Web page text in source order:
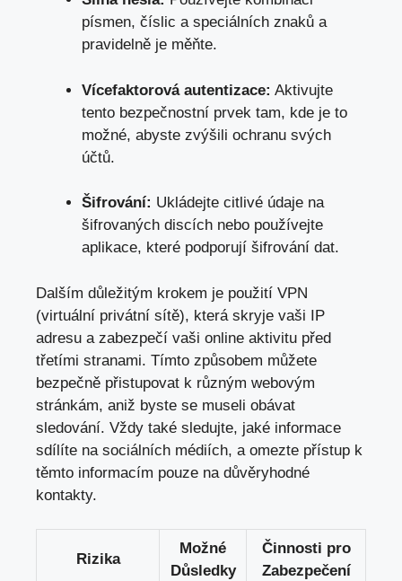
písmen,⁢ číslic a ‍speciálních znaků a
pravidelně⁤ je měňte.
Vícefaktorová ⁣autentizace: Aktivujte
tento‌ bezpečnostní ‍prvek tam,‍ kde je to
možné, ‍abyste ‍zvýšili ochranu svých
účtů.
Šifrování: Ukládejte citlivé údaje⁣ na
šifrovaných‍ discích nebo používejte
⁣aplikace,⁣ které podporují šifrování⁤ dat.
Dalším⁣ důležitým ‍krokem je použití VPN‌
(virtuální privátní sítě),⁤ která skryje vaši‌ IP
adresu a ⁤zabezpečí ​vaši online aktivitu před
třetími ‍stranami. Tímto způsobem ⁣můžete
bezpečně⁣ přistupovat k různým webovým⁣
stránkám, aniž byste‌ se museli obávat
sledování.⁢ Vždy ⁣také sledujte,​ jaké ​informace
sdílíte ⁢na sociálních médiích,⁢ a omezte přístup ⁣k
těmto informacím pouze na důvěryhodné
‌kontakty.
Rizika
Možné
Důsledky
Činnosti ⁢pro
Zabezpečení